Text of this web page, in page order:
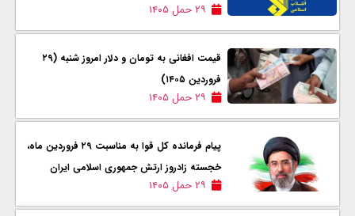
۲۹ حمل ۱۴۰۵
قیمت افغانی به تومان و دلار امروز شنبه (۲۹
فروردین ۱۴۰۵)
۲۹ حمل ۱۴۰۵
پیام فرمانده کل قوا به مناسبت ۲۹ فروردین ماه،
خجسته زادروز ارتش جمهوری اسلامی ایران
۲۹ حمل ۱۴۰۵